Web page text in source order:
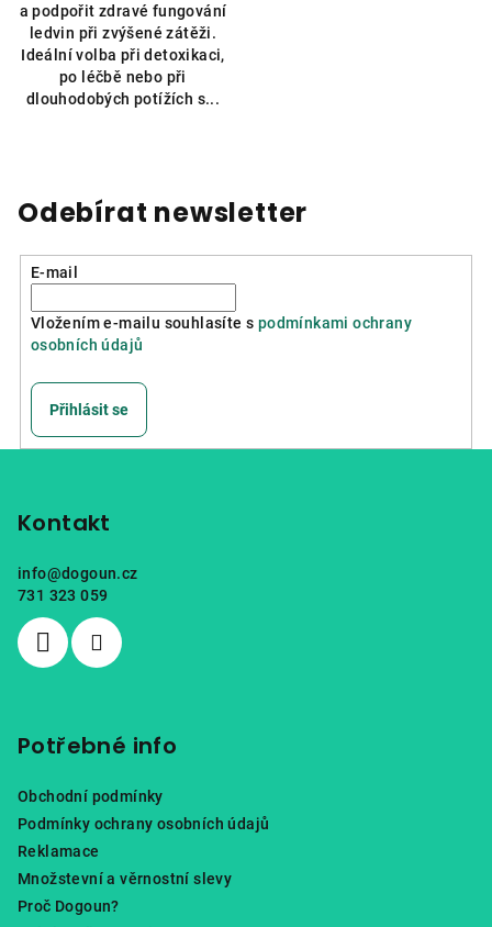
a podpořit zdravé fungování
ledvin při zvýšené zátěži.
Ideální volba při detoxikaci,
po léčbě nebo při
dlouhodobých potížích s...
Odebírat newsletter
E-mail
Vložením e-mailu souhlasíte s podmínkami ochrany
osobních údajů
Přihlásit se
Kontakt
info@dogoun.cz
731 323 059
Potřebné info
Obchodní podmínky
Podmínky ochrany osobních údajů
Reklamace
Množstevní a věrnostní slevy
Proč Dogoun?